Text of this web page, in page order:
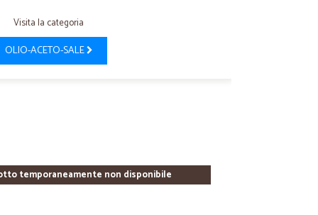
Visita la categoria
OLIO-ACETO-SALE
temporaneamente non disponibile